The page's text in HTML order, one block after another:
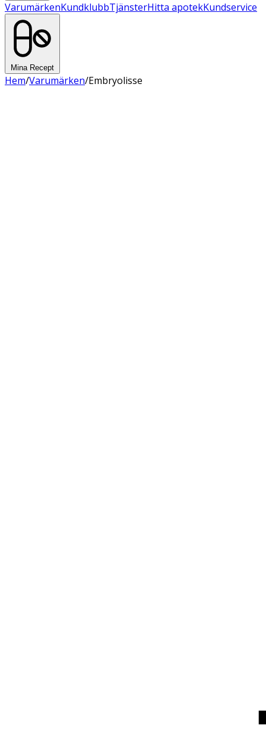
VarumärkenKundklubbTjänsterHitta apotekKundservice
Mina Recept
Hem/Varumärken/Embryolisse